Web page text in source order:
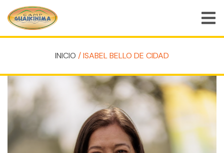
PROGRAMAS DE CAMPAMENTO DE VERANO
PROGRAMAS ESPECIALES
ACTIVIDADES
PREGUNTAS FRECUENTES
INICIO / ISABEL BELLO DE CIDAD